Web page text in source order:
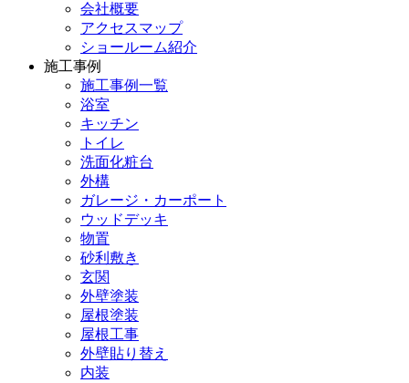
会社概要
アクセスマップ
ショールーム紹介
施工事例
施工事例一覧
浴室
キッチン
トイレ
洗面化粧台
外構
ガレージ・カーポート
ウッドデッキ
物置
砂利敷き
玄関
外壁塗装
屋根塗装
屋根工事
外壁貼り替え
内装